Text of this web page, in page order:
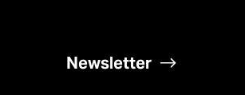
Newsletter